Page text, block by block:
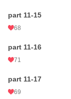
part 11-15
68
part 11-16
71
part 11-17
69